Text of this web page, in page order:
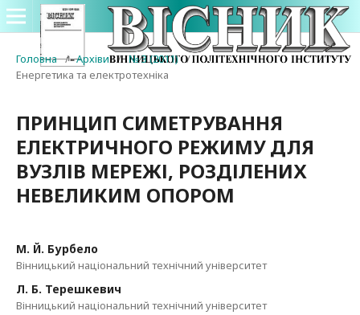
Головна / Архіви / № 3 (2011) /
Енергетика та електротехніка
ПРИНЦИП СИМЕТРУВАННЯ
ЕЛЕКТРИЧНОГО РЕЖИМУ ДЛЯ
ВУЗЛІВ МЕРЕЖІ, РОЗДІЛЕНИХ
НЕВЕЛИКИМ ОПОРОМ
М. Й. Бурбело
Вінницький національний технічний університет
Л. Б. Терешкевич
Вінницький національний технічний університет